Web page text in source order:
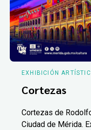
EXHIBICIÓN
Cortezas
Cortezas de
Ciudad de Mérida.